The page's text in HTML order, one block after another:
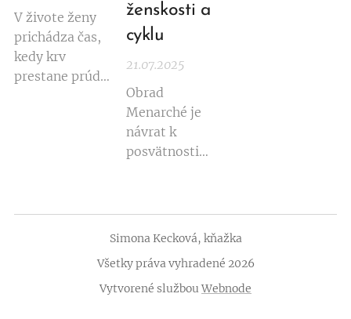
V živote ženy
prichádza čas,
kedy krv
prestane prúdiť
Rytmus sa
svetom. Všetko
ženskosti a
cyklu
21.07.2025
Obrad
Menarché je
návrat k
posvätnosti
cyklického bytia
ženy, ktoré si
zaslúži byť
poctené,
Simona Kecková, kňažka
Všetky práva vyhradené 2026
Vytvorené službouWebnode